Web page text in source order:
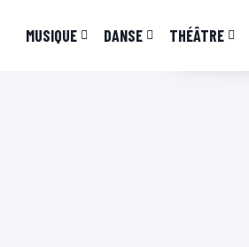
MUSIQUE DANSE THÉÂTRE